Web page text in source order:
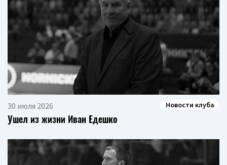
30 июля 2026 Новости клуба
Ушел из жизни Иван Едешко